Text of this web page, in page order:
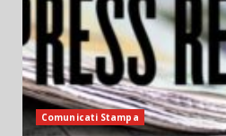
Comunicati Stampa